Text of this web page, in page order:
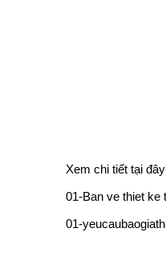
Xem chi tiết tại
01-Ban ve thiet ke
01-